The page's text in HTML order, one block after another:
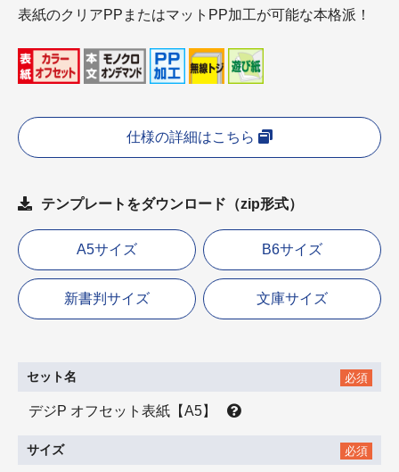
表紙のクリアPPまたはマットPP加工が可能な本格派！
仕様の詳細はこちら
テンプレートをダウンロード（zip形式）
A5サイズ B6サイズ
新書判サイズ 文庫サイズ
セット名 必須
デジP オフセット表紙【A5】
サイズ 必須